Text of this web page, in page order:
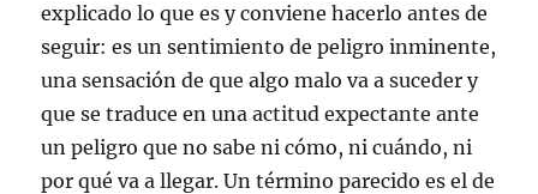
explicado lo que es y conviene hacerlo antes de
seguir: es un sentimiento de peligro inminente,
una sensación de que algo malo va a suceder y
que se traduce en una actitud expectante ante
un peligro que no sabe ni cómo, ni cuándo, ni
por qué va a llegar. Un término parecido es el de